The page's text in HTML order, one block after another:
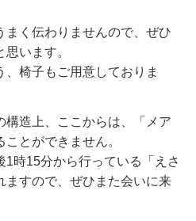
まく伝わりませんので、ぜひ
います。
、椅子もご用意しておりま
構造上、ここからは、「メア
とができません。
1時15分から行っている「えさ
ますので、ぜひまた会いに来